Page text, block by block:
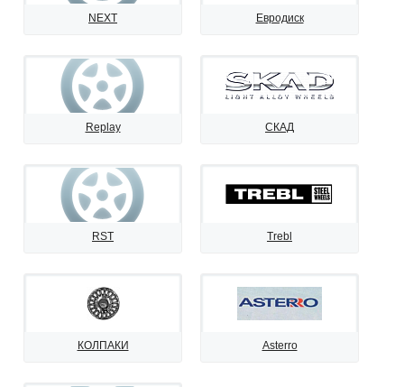
NEXT Евродиск
Replay СКАД
RST Trebl
КОЛПАКИ Asterro